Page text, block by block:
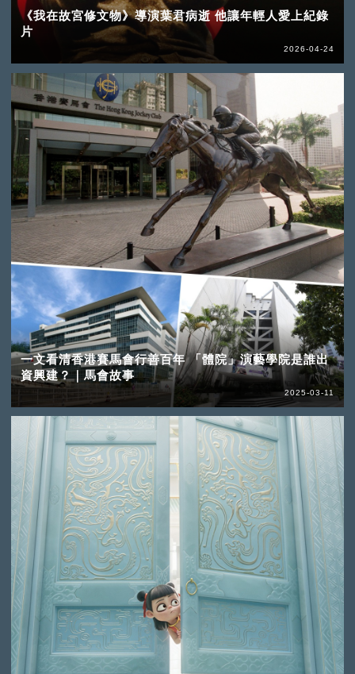
《我在故宮修文物》導演葉君病逝 他讓年輕人愛上紀錄
片
2026-04-24
一文看清香港賽馬會行善百年 「體院」演藝學院是誰出
資興建？｜馬會故事
2025-03-11